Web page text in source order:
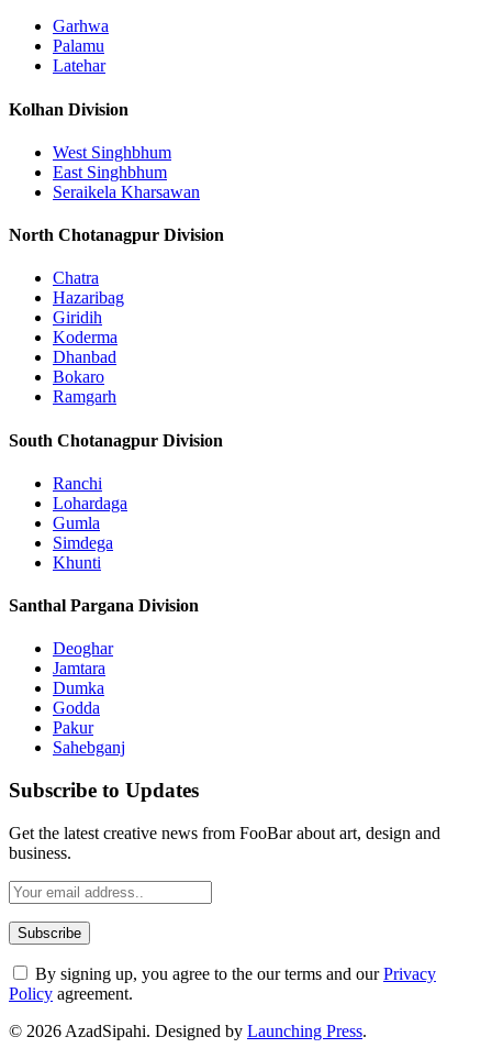
Garhwa
Palamu
Latehar
Kolhan Division
West Singhbhum
East Singhbhum
Seraikela Kharsawan
North Chotanagpur Division
Chatra
Hazaribag
Giridih
Koderma
Dhanbad
Bokaro
Ramgarh
South Chotanagpur Division
Ranchi
Lohardaga
Gumla
Simdega
Khunti
Santhal Pargana Division
Deoghar
Jamtara
Dumka
Godda
Pakur
Sahebganj
Subscribe to Updates
Get the latest creative news from FooBar about art, design and
business.
By signing up, you agree to the our terms and ourPrivacy
Policy agreement.
© 2026 AzadSipahi. Designed by Launching Press.